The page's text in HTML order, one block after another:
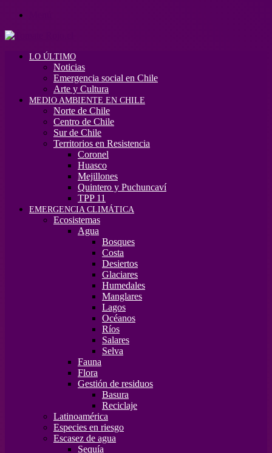
LO ÚLTIMO
Noticias
Emergencia social en Chile
Arte y Cultura
MEDIO AMBIENTE EN CHILE
Norte de Chile
Centro de Chile
Sur de Chile
Territorios en Resistencia
Coronel
Huasco
Mejillones
Quintero y Puchuncaví
TPP 11
EMERGENCIA CLIMÁTICA
Ecosistemas
Agua
Bosques
Costa
Desiertos
Glaciares
Humedales
Manglares
Lagos
Océanos
Ríos
Salares
Selva
Fauna
Flora
Gestión de residuos
Basura
Reciclaje
Latinoamérica
Especies en riesgo
Escasez de agua
Sequía